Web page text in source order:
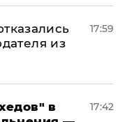
из
17:59
в
17:42